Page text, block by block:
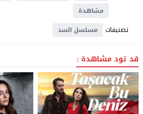
مشاهدة
تصنيفات مسلسل السد
قد تود مشاهدة :